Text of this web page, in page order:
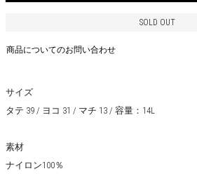
SOLD OUT
商品についてのお問い合わせ
サイズ
タテ 39 / ヨコ 31 / マチ 13 / 容量：14L
素材
ナイロン100％